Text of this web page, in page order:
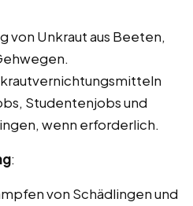
von Unkraut aus Beeten,
Studentenjobs und
wenn erforderlich.
:
von Schädlingen und